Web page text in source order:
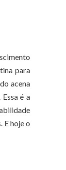
para
acena
é a
E hoje o